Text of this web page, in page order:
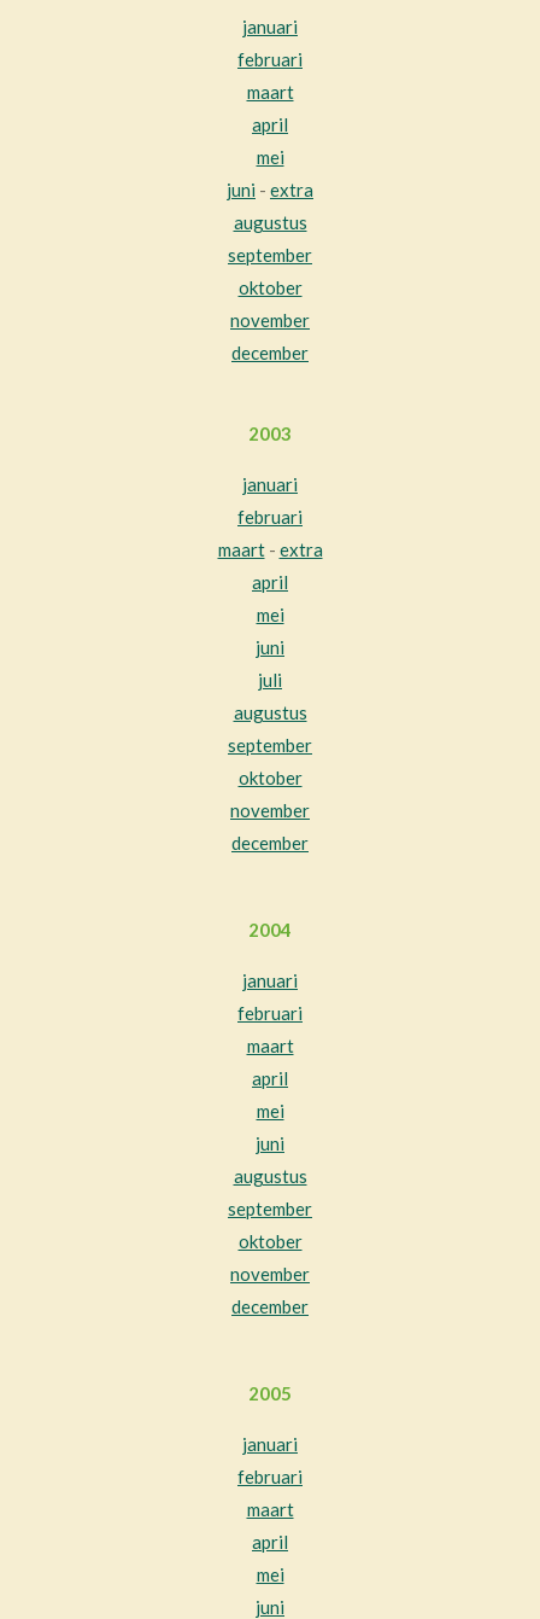
januari
februari
maart
april
mei
juni - extra
augustus
september
oktober
november
december
2003
januari
februari
maart- extra
april
mei
juni
juli
augustus
september
oktober
november
december
2004
januari
februari
maart
april
mei
juni
augustus
september
oktober
november
december
2005
januari
februari
maart
april
mei
juni